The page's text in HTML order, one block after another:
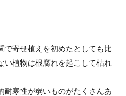
で寄せ植えを初めたとしても比
い植物は根腐れを起こして枯れ
耐寒性が弱いものがたくさんあ